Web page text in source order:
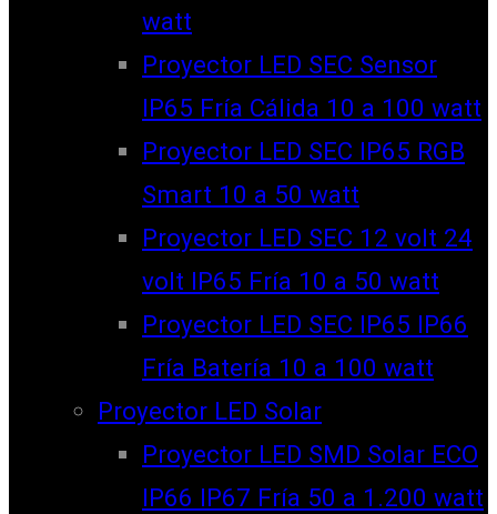
watt
Proyector LED SEC Sensor
IP65 Fría Cálida 10 a 100 watt
Proyector LED SEC IP65 RGB
Smart 10 a 50 watt
Proyector LED SEC 12 volt 24
volt IP65 Fría 10 a 50 watt
Proyector LED SEC IP65 IP66
Fría Batería 10 a 100 watt
Proyector LED Solar
Proyector LED SMD Solar ECO
IP66 IP67 Fría 50 a 1.200 watt